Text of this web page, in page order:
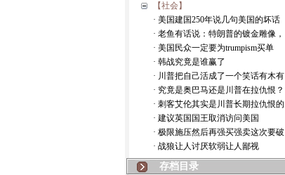
【社会】
· 美国建国250年说几句美国的坏话
· 老鱼有话说：特朗普的镀金雕像，
· 美国民众一定要为trumpism买单
· 韩战究竟是谁赢了
· 川普把自己活成了一个笑话有木有
· 究竟是奥巴马还是川普在拉仇恨？
· 刺客艾伦其实是川普长期拉仇恨的
· 建议英国国王取消访问美国
· 极限施压然后再强买强卖这次要破
· 战狼让人讨厌软弱让人鄙视
存档目录